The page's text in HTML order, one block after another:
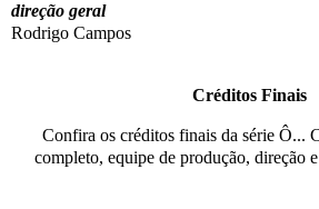
direção geral
Rodrigo Campos
Créditos Finais
Confira os créditos finais da série Ô...
completo, equipe de produção, direção e